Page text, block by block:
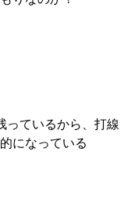
っているから、打線
になっている